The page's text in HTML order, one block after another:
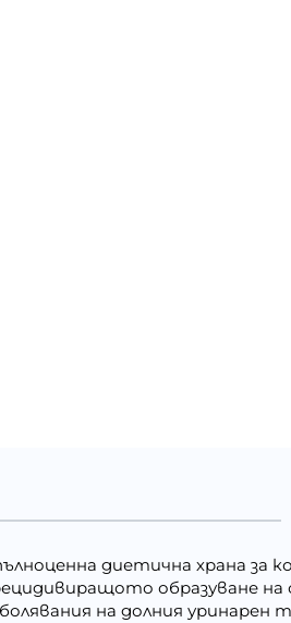
диетична храна за
образуване
на долния